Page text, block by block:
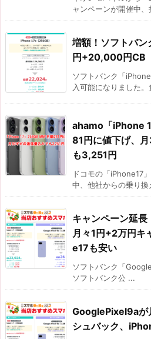
ャンペーンが開催中
増額！ソフトバ
円+20,000円CB
ソフトバンク「
入可能になりました
ahamo「iPhone
81円に値下げ、
も3,251円
ドコモの「iPhone17
中、他社からの乗り換
キャンペーン延
月々1円+2万円キ
e17も安い
ソフトバンク「
ソフトバンク公 ...
GooglePixel9aが
シュバック、